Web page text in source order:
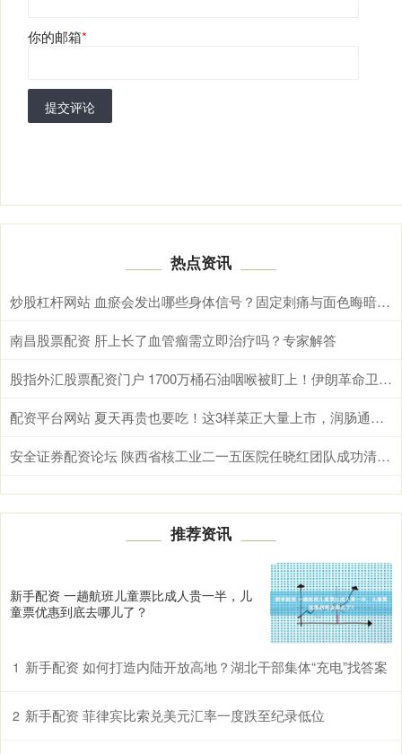
你的邮箱*
提交评论
热点资讯
炒股杠杆网站 血瘀会发出哪些身体信号？固定刺痛与面色晦暗需综合辨别
南昌股票配资 肝上长了血管瘤需立即治疗吗？专家解答
股指外汇股票配资门户 1700万桶石油咽喉被盯上！伊朗革命卫队总司令亲临霍尔木兹，释放最强威慑信号
配资平台网站 夏天再贵也要吃！这3样菜正大量上市，润肠通便，全家都受益！
安全证券配资论坛 陕西省核工业二一五医院任晓红团队成功清除罕见静脉内平滑肌瘤病
推荐资讯
新手配资 一趟航班儿童票比成人贵一半，儿
童票优惠到底去哪儿了？
1 新手配资 如何打造内陆开放高地？湖北干部集体“充电”找答案
2 新手配资 菲律宾比索兑美元汇率一度跌至纪录低位